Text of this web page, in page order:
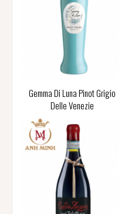
Gemma Di Luna Pinot Grigio
Delle Venezie